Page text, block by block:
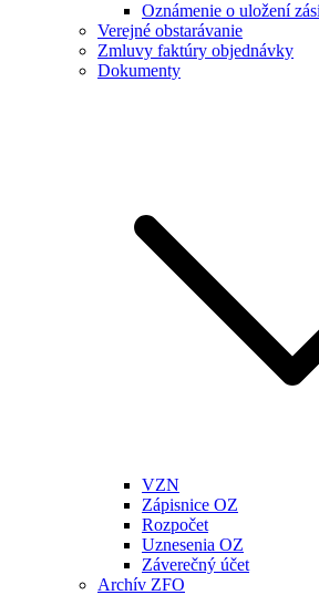
Oznámenie o uložení
Verejné obstarávanie
Zmluvy faktúry objednávky
Dokumenty
VZN
Zápisnice OZ
Rozpočet
Uznesenia OZ
Záverečný účet
Archív ZFO